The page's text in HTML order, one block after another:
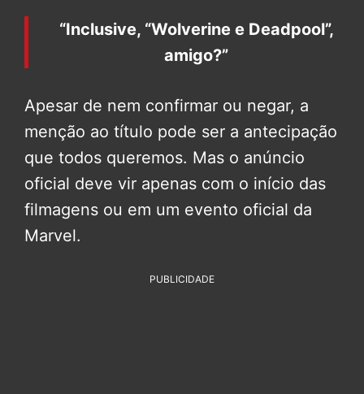
“Inclusive, “Wolverine e Deadpool”,
amigo?”
Apesar de nem confirmar ou negar, a
menção ao título pode ser a antecipação
que todos queremos. Mas o anúncio
oficial deve vir apenas com o início das
filmagens ou em um evento oficial da
Marvel.
PUBLICIDADE